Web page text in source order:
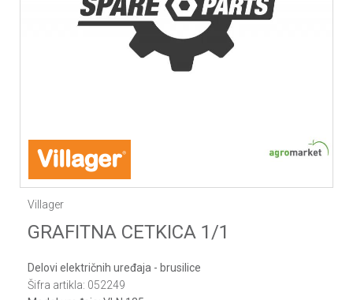
Villager
GRAFITNA CETKICA 1/1
Delovi električnih uređaja - brusilice
Šifra artikla: 052249